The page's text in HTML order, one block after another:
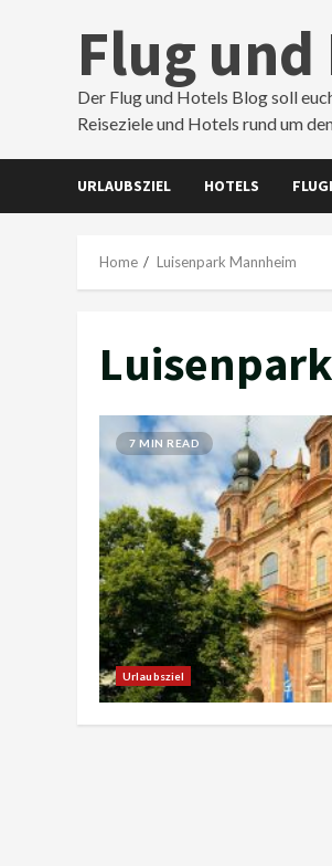
Flug
Der Flug und Hotels Blog soll
Reiseziele und Hotels rund um
URLAUBSZIEL HOTELS
Home Luisenpark Mannheim
7 MIN READ
Urlaubsziel